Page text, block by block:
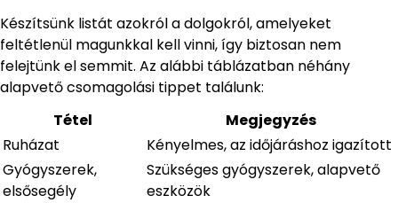
Készítsünk listát azokról a dolgokról, amelyeket
feltétlenül magunkkal kell vinni, így biztosan nem
felejtünk el semmit. Az alábbi táblázatban néhány
alapvető csomagolási tippet találunk:
Tétel
Megjegyzés
Ruházat
Kényelmes, az időjáráshoz igazított
Gyógyszerek,
elsősegély
Szükséges gyógyszerek, alapvető
eszközök